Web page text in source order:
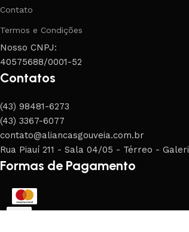
Contato
Termos e Condições
Nosso CNPJ:
40575688/0001-52
Contatos
(43) 98481-6273
(43) 3367-6077
contato@aliancasgouveia.com.br
Rua Piauí 211 - Sala 04/05 - Térreo -
Formas de Pagamento